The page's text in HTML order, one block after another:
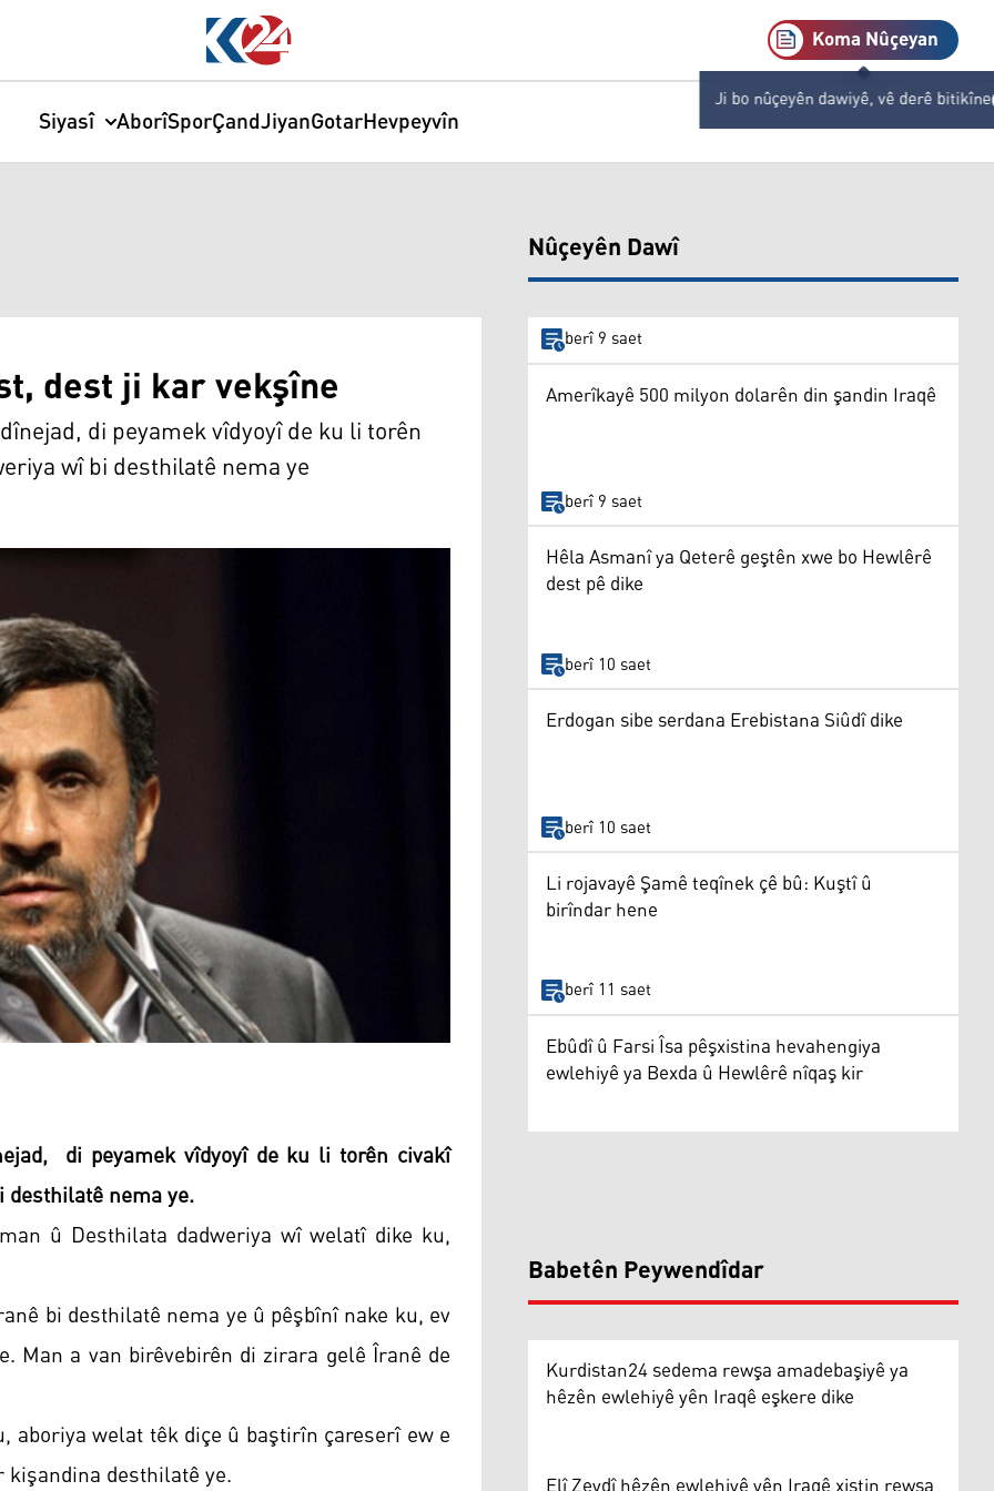
Koma Nûçeyan
Ji bo nûçeyên dawiyê, vê derê bitikîne
Siyasî AborîSporÇandJiyanGotarHevpeyvîn
dest ji kar vekşîne
di peyamek vîdyoyî de ku li torên
wî bi desthilatê nema ye
di peyamek vîdyoyî de ku li torên civakî
nema ye.
û Desthilata dadweriya wî welatî dike ku,
bi desthilatê nema ye û pêşbînî nake ku, ev
Man a van birêvebirên di zirara gelê Îranê de
aboriya welat têk diçe û baştirîn çareserî ew e
desthilatê ye.
Nûçeyên Dawî
berî 9 saet
Amerîkayê 500 milyon dolarên din şandin Iraqê
berî 9 saet
Hêla Asmanî ya Qeterê geştên xwe bo Hewlêrê
dest pê dike
berî 10 saet
Erdogan sibe serdana Erebistana Siûdî dike
berî 10 saet
Li rojavayê Şamê teqînek çê bû: Kuştî û
birîndar hene
berî 11 saet
Ebûdî û Farsi Îsa pêşxistina hevahengiya
ewlehiyê ya Bexda û Hewlêrê nîqaş kir
Babetên Peywendîdar
Kurdistan24 sedema rewşa amadebaşiyê ya
hêzên ewlehiyê yên Iraqê eşkere dike